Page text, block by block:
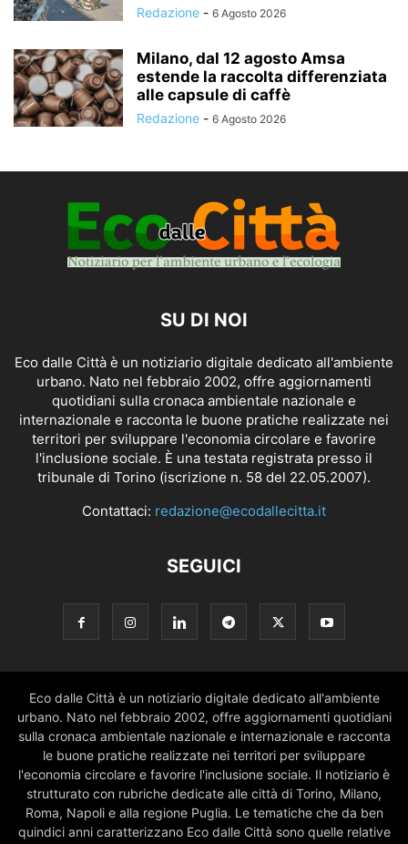
Redazione - 6 Agosto 2026
Milano, dal 12 agosto Amsa
estende la raccolta differenziata
alle capsule di caffè
Redazione - 6 Agosto 2026
SU DI NOI
Eco dalle Città è un notiziario digitale dedicato all'ambiente
urbano. Nato nel febbraio 2002, offre aggiornamenti
quotidiani sulla cronaca ambientale nazionale e
internazionale e racconta le buone pratiche realizzate nei
territori per sviluppare l'economia circolare e favorire
l'inclusione sociale. È una testata registrata presso il
tribunale di Torino (iscrizione n. 58 del 22.05.2007).
Contattaci: redazione@ecodallecitta.it
SEGUICI
Eco dalle Città è un notiziario digitale dedicato all'ambiente
urbano. Nato nel febbraio 2002, offre aggiornamenti quotidiani
sulla cronaca ambientale nazionale e internazionale e racconta
le buone pratiche realizzate nei territori per sviluppare
l'economia circolare e favorire l'inclusione sociale. Il notiziario è
strutturato con rubriche dedicate alle città di Torino, Milano,
Roma, Napoli e alla regione Puglia. Le tematiche che da ben
quindici anni caratterizzano Eco dalle Città sono quelle relative